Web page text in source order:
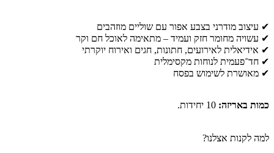
✔ עיצוב מודרני בצבע אפור עם שוליים מוזהבים
✔ עשויה מחומר חזק ועמיד – מתאימה לאוכל חם וקר
✔ אידיאלית לאירועים, חתונות, חגים ואירוח יוקרתי
✔ חד־פעמית לנוחות מקסימלית
✔ מאושרת לשימוש בפסח
כמות באריזה:
למה לקנות אצלנו?